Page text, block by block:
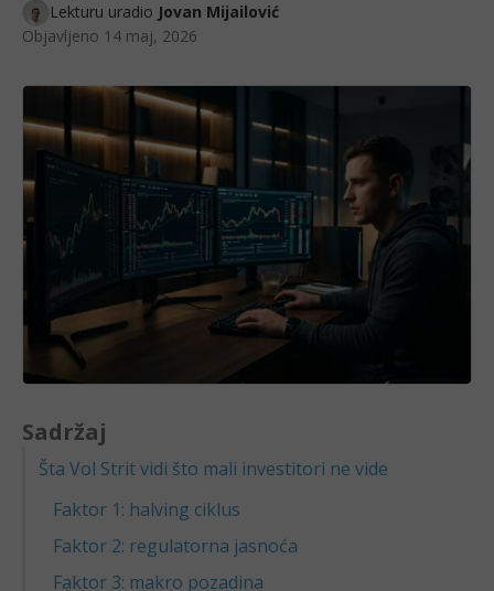
Lekturu uradio Jovan Mijailović
Objavljeno 14 maj, 2026
Sadržaj
Šta Vol Strit vidi što mali investitori ne vide
Faktor 1: halving ciklus
Faktor 2: regulatorna jasnoća
Faktor 3: makro pozadina